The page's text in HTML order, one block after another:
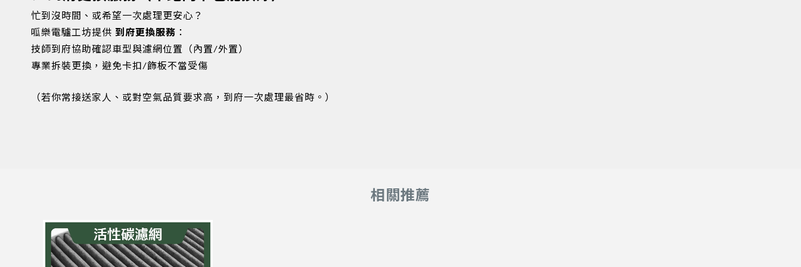
忙到沒時間、或希望一次處理更安心？
呱樂電驢工坊提供 到府更換服務 ：
技師到府協助確認車型與濾網位置（內置/外置）
專業拆裝更換，避免卡扣/飾板不當受傷
（若你常接送家人、或對空氣品質要求高，到府一次處理最省時。）